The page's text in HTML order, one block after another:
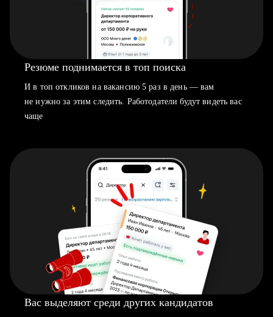
Резюме поднимается в топ поиска
И в топ откликов на вакансию 5 раз в день — вам
не нужно за этим следить. Работодатели будут видеть вас
чаще
Вас выделяют среди других кандидатов